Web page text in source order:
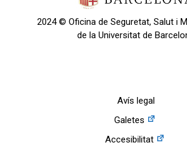
2024 © Oficina de Seguretat, Salut i
de la Universitat de
Avís legal
Galetes
Accesibilitat